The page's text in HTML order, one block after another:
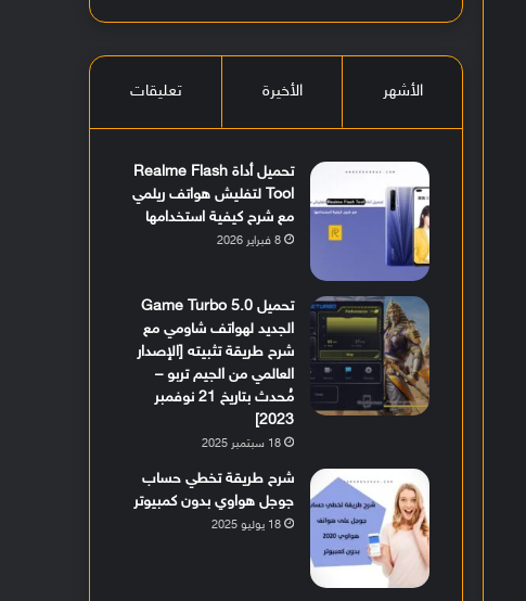
الأشهر الأخيرة تعليقات
تحميل أداة Realme Flash
Tool لتفليش هواتف ريلمي
مع شرح كيفية استخدامها
8 فبراير 2026
تحميل Game Turbo 5.0
الجديد لهواتف شاومي مع
شرح طريقة تثبيته [الإصدار
العالمي من الجيم تربو –
مُحدث بتاريخ 21 نوفمبر
2023]
18 سبتمبر 2025
شرح طريقة تخطي حساب
جوجل هواوي بدون كمبيوتر
18 يوليو 2025